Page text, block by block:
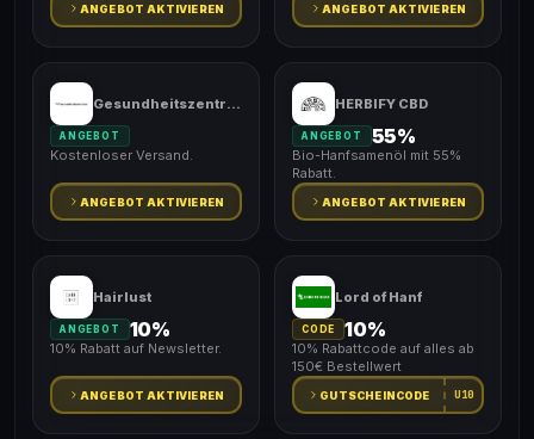
ANGEBOT AKTIVIEREN ANGEBOT AKTIVIEREN
Gesundheitszentrale
ANGEBOT
Kostenloser Versand.
ANGEBOT AKTIVIEREN
HERBIFY CBD
ANGEBOT 55%
Bio-Hanfsamenöl mit 55%
Rabatt.
ANGEBOT AKTIVIEREN
Hairlust
ANGEBOT 10%
10% Rabatt auf Newsletter.
ANGEBOT AKTIVIEREN
Lord of Hanf
CODE 10%
10% Rabattcode auf alles ab
150€ Bestellwert
GUTSCHEINCODE U10